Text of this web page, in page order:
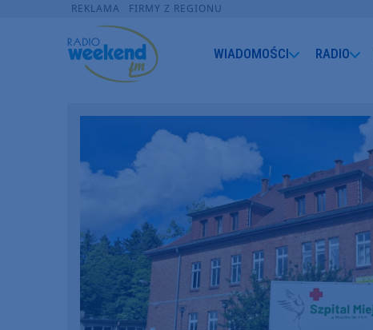
REKLAMA FIRMY Z REGIONU
WIADOMOŚCI RADIO